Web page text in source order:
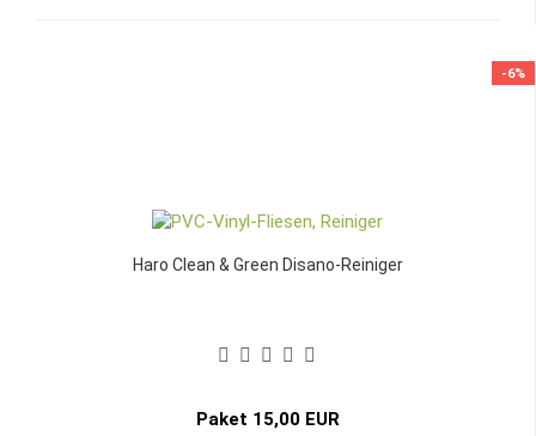
-6%
Haro Clean & Green Disano-Reiniger
Paket 15,00 EUR